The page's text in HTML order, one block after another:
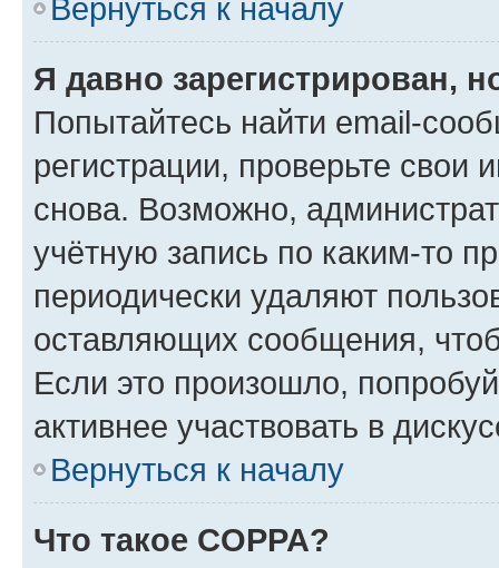
Вернуться к началу
Я давно зарегистрирован,
Попытайтесь найти email-
регистрации, проверьте свои
снова. Возможно,
учётную запись по каким-то
периодически удаляют
оставляющих сообщения,
Если это произошло,
активнее участвовать в
Вернуться к началу
Что такое COPPA?